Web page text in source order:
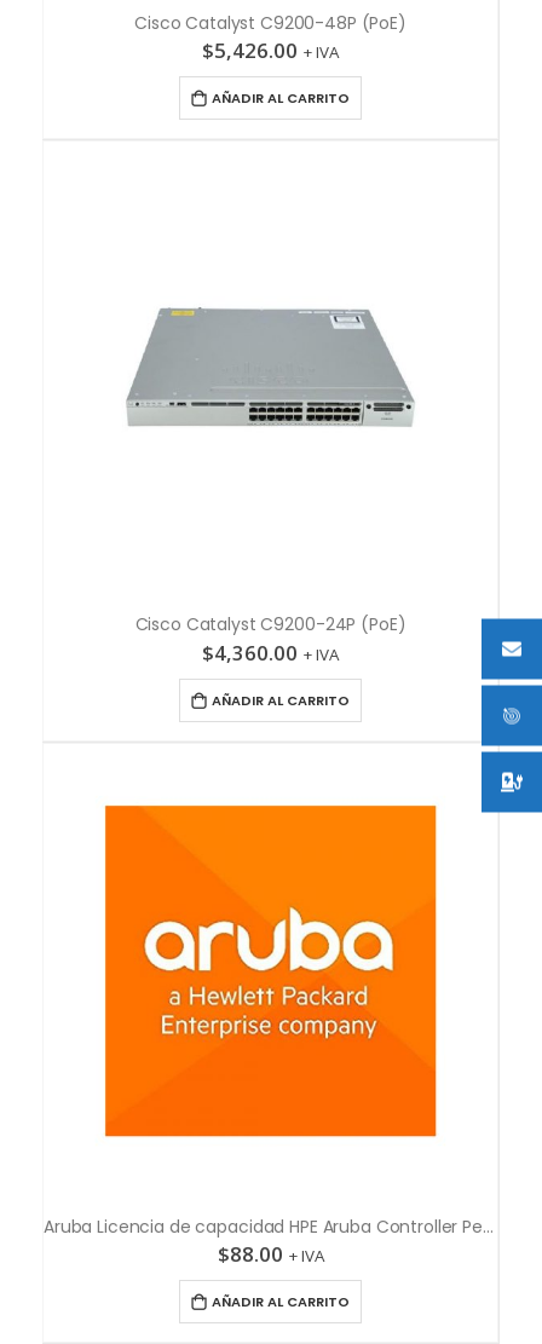
Cisco Catalyst C9200-48P (PoE)
$5,426.00 + IVA
AÑADIR AL CARRITO
Cisco Catalyst C9200-24P (PoE)
$4,360.00 + IVA
AÑADIR AL CARRITO
Aruba Licencia de capacidad HPE Aruba Controller Per Ap E-LTU
$88.00 + IVA
AÑADIR AL CARRITO